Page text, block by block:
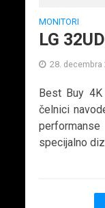
MONITORI
LG
28. decembra
Best Buy
čelnici
specijalno